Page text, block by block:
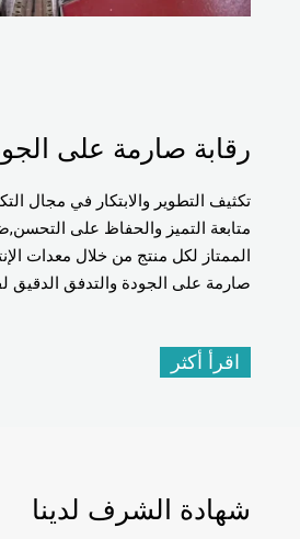
رقابة صارمة على
تكثيف التطوير والابتكار في مجال
متابعة التميز والحفاظ على
الممتاز لكل منتج من خلال معدات
صارمة على الجودة والتدفق الدقيق
اقرأ أكثر
شهادة الشرف لدينا